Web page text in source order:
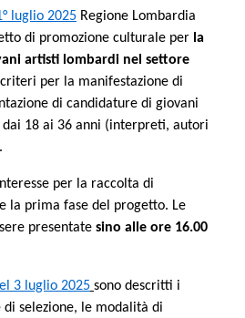
luglio 2025 Regione Lombardia
di promozione culturale per la
artisti lombardi nel settore
per la manifestazione di
di candidature di giovani
18 ai 36 anni (interpreti, autori
per la raccolta di
la prima fase del progetto. Le
presentate sino alle ore 16.00
3 luglio 2025 sono descritti i
selezione, le modalità di